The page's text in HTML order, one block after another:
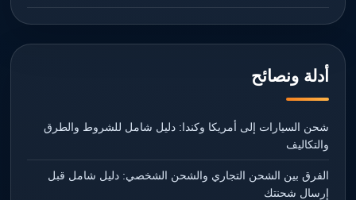
أدلة ونصائح
شحن السيارات إلى أمريكا وكندا: دليل شامل للشروط والطرق
والتكاليف
الفرق بين الشحن التجاري والشحن الشخصي: دليل شامل قبل
إرسال شحنتك